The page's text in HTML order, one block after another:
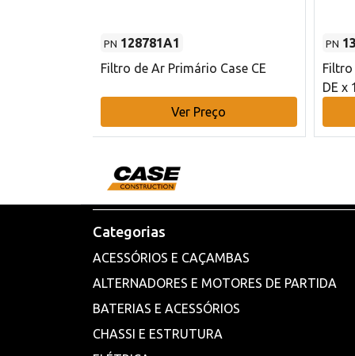
PN 128781A1
Filtro de Ar Primário Case CE
Ver Preço
PN
DE x
Categorias
ACESSÓRIOS E CAÇAMBAS
ALTERNADORES E MOTORES DE PARTIDA
BATERIAS E ACESSÓRIOS
CHASSI E ESTRUTURA